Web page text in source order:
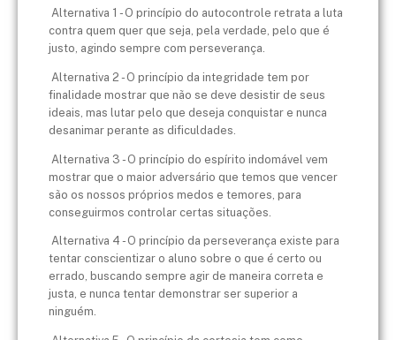
Alternativa 1 - O princípio do autocontrole retrata a luta
contra quem quer que seja, pela verdade, pelo que é
justo, agindo sempre com perseverança.
Alternativa 2 - O princípio da integridade tem por
finalidade mostrar que não se deve desistir de seus
ideais, mas lutar pelo que deseja conquistar e nunca
desanimar perante as dificuldades.
Alternativa 3 - O princípio do espírito indomável vem
mostrar que o maior adversário que temos que vencer
são os nossos próprios medos e temores, para
conseguirmos controlar certas situações.
Alternativa 4 - O princípio da perseverança existe para
tentar conscientizar o aluno sobre o que é certo ou
errado, buscando sempre agir de maneira correta e
justa, e nunca tentar demonstrar ser superior a
ninguém.